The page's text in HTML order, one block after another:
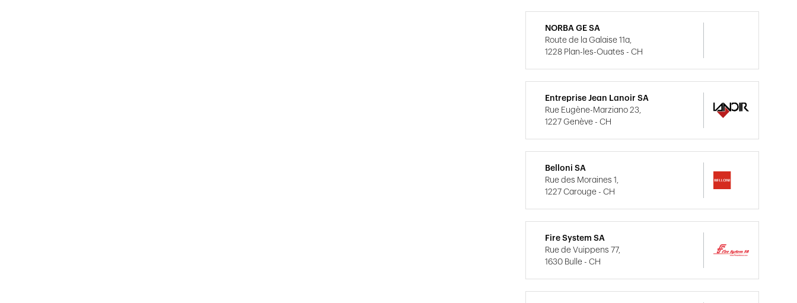
NORBA GE SA
Route de la Galaise 11a,
1228 Plan-les-Ouates - CH
Entreprise Jean Lanoir SA
Rue Eugène-Marziano 23,
1227 Genève - CH
Belloni SA
Rue des Moraines 1,
1227 Carouge - CH
Fire System SA
Rue de Vuippens 77,
1630 Bulle - CH